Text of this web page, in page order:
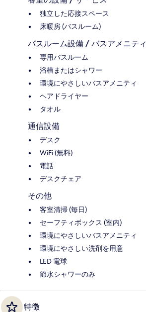
独立した応接スペース
床暖房 (バスルーム)
バスルーム設備 / バスアメニティ
専用バスルーム
浴槽またはシャワー
環境にやさしいバスアメニティ
ヘアドライヤー
タオル
通信設備
デスク
WiFi (無料)
電話
デスクチェア
その他
客室清掃 (毎日)
セーフティボックス (室内)
環境にやさしいバスアメニティ
環境にやさしい洗剤を用意
LED 電球
節水シャワーのみ
特徴